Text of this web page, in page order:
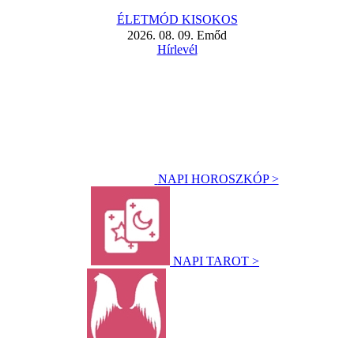
ÉLETMÓD KISOKOS
2026. 08. 09. Emőd
Hírlevél
NAPI HOROSZKÓP >
NAPI TAROT >